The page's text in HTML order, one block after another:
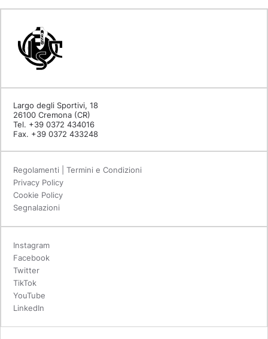
Largo degli Sportivi, 18
26100 Cremona (CR)
Tel. +39 0372 434016
Fax. +39 0372 433248
Regolamenti | Termini e Condizioni
Privacy Policy
Cookie Policy
Segnalazioni
Instagram
Facebook
Twitter
TikTok
YouTube
LinkedIn